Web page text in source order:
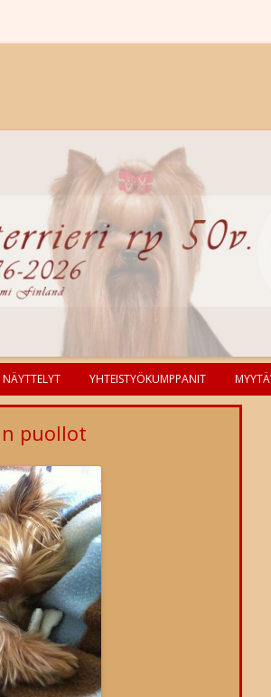
VIKOJA JA -
TAVOITEOHJELMA
NÄYTTELYT
NÄYTTELYT
VUODEN YORKSHIRENTERRIERI
CLUB SHOW
KIERTOPALKINNOT
VALIOREKISTERI
YKKÖSPALKINTO
YHTEISTYÖKUMPPANIT
puollot